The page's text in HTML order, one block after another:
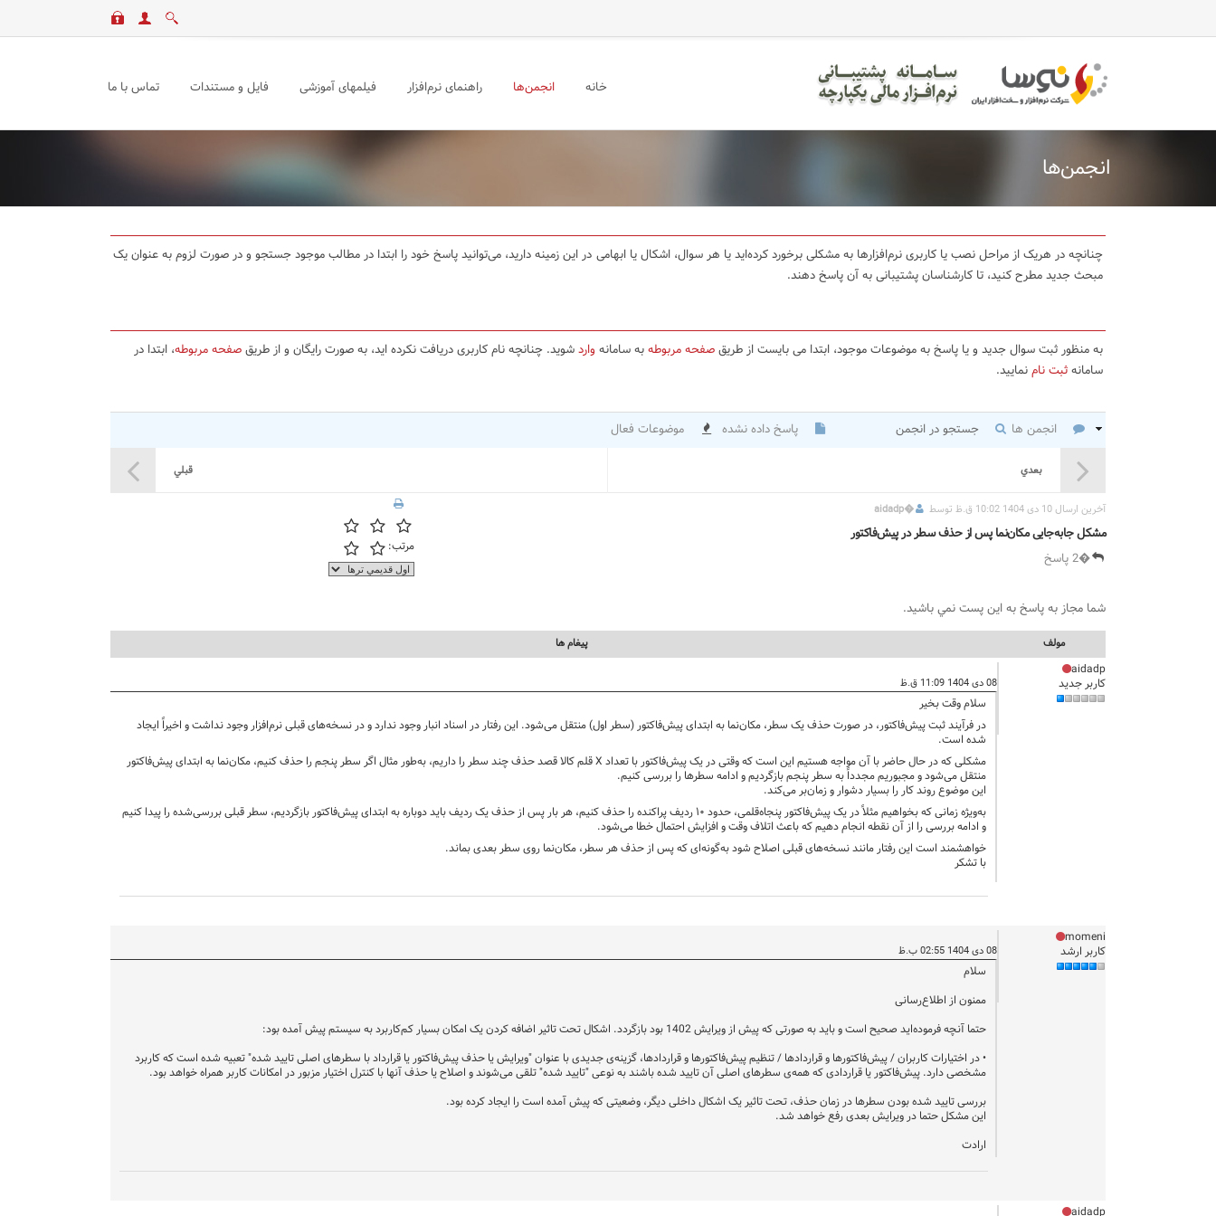
خانه انجمن‌ها راهنمای نرم‌افزار فیلمهای آموزشی فایل و مستندات تماس با ما
انجمن‌ها
چنانچه در هریک از مراحل نصب یا کاربری نرم‌افزارها به مشکلی برخورد کرده‌اید یا هر سوال، اشکال یا ابهامی در این زمینه دارید، می‌توانید پاسخ خود را ابتدا در مطالب موجود جستجو و در صورت لزوم به عنوان یک
مبحث جدید مطرح کنید، تا کارشناسان پشتیبانی به آن پاسخ دهند.
به منظور ثبت سوال جدید و یا پاسخ به موضوعات موجود، ابتدا می بایست از طریقصفحه مربوطهبه سامانه واردشوید. چنانچه نام کاربری دریافت نکرده اید، به صورت رایگان و از طریقصفحه مربوطه، ابتدا در
سامانهثبت نامنمایید.
انجمن ها جستجو در انجمن پاسخ داده نشده موضوعات فعال
قبلي بعدي
آخرين ارسال 10 دی 1404 10:02 ق.ظ توسط �
aidadp
مشکل جابه‌جایی مکان‌نما پس از حذف سطر در پیش‌فاکتور
�2 پاسخ
مرتب:
شما مجاز به پاسخ به اين پست نمي باشيد.
مولف پيغام ها
aidadp
کاربر جدید
08 دی 1404 11:09 ق.ظ
سلام وقت بخیر
در فرآیند ثبت پیش‌فاکتور، در صورت حذف یک سطر، مکان‌نما به ابتدای پیش‌فاکتور (سطر اول) منتقل می‌شود. این رفتار در اسناد انبار وجود ندارد و در نسخه‌های قبلی نرم‌افزار وجود نداشت و اخیراً ایجاد
شده است.
مشکلی که در حال حاضر با آن مواجه هستیم این است که وقتی در یک پیش‌فاکتور با تعداد X قلم کالا قصد حذف چند سطر را داریم، به‌طور مثال اگر سطر پنجم را حذف کنیم، مکان‌نما به ابتدای پیش‌فاکتور
منتقل می‌شود و مجبوریم مجدداً به سطر پنجم بازگردیم و ادامه سطرها را بررسی کنیم.
این موضوع روند کار را بسیار دشوار و زمان‌بر می‌کند.
به‌ویژه زمانی که بخواهیم مثلاً در یک پیش‌فاکتور پنجاه‌قلمی، حدود ۱۰ ردیف پراکنده را حذف کنیم، هر بار پس از حذف یک ردیف باید دوباره به ابتدای پیش‌فاکتور بازگردیم، سطر قبلی بررسی‌شده را پیدا کنیم
و ادامه بررسی را از آن نقطه انجام دهیم که باعث اتلاف وقت و افزایش احتمال خطا می‌شود.
خواهشمند است این رفتار مانند نسخه‌های قبلی اصلاح شود به‌گونه‌ای که پس از حذف هر سطر، مکان‌نما روی سطر بعدی بماند.
با تشکر
momeni
کاربر ارشد
08 دی 1404 02:55 ب.ظ
سلام
ممنون از اطلاع‌رسانی
حتما آنچه فرموده‌اید صحیح است و باید به صورتی که پیش از ویرایش 1402 بود بازگردد. اشکال تحت تاثیر اضافه کردن یک امکان بسیار کم‌کاربرد به سیستم پیش آمده بود:
• در اختیارات کاربران / پیش‌فاکتورها و قراردادها / تنظیم پیش‌فاکتورها و قراردادها، گزینه‌ی جدیدی با عنوان "ویرایش یا حذف پیش‌فاکتور یا قرارداد با سطرهای اصلی تایید شده" تعبیه شده است که کاربرد
مشخصی دارد. پیش‌فاکتور یا قراردادی که همه‌ی سطرهای اصلی آن تایید شده باشند به نوعی "تایید شده" تلقی می‌شوند و اصلاح یا حذف آنها با کنترل اختیار مزبور در امکانات کاربر همراه خواهد بود.
بررسی تایید شده بودن سطرها در زمان حذف، تحت تاثیر یک اشکال داخلی دیگر، وضعیتی که پیش آمده است را ایجاد کرده بود.
این مشکل حتما در ویرایش بعدی رفع خواهد شد.
ارادت
aidadp